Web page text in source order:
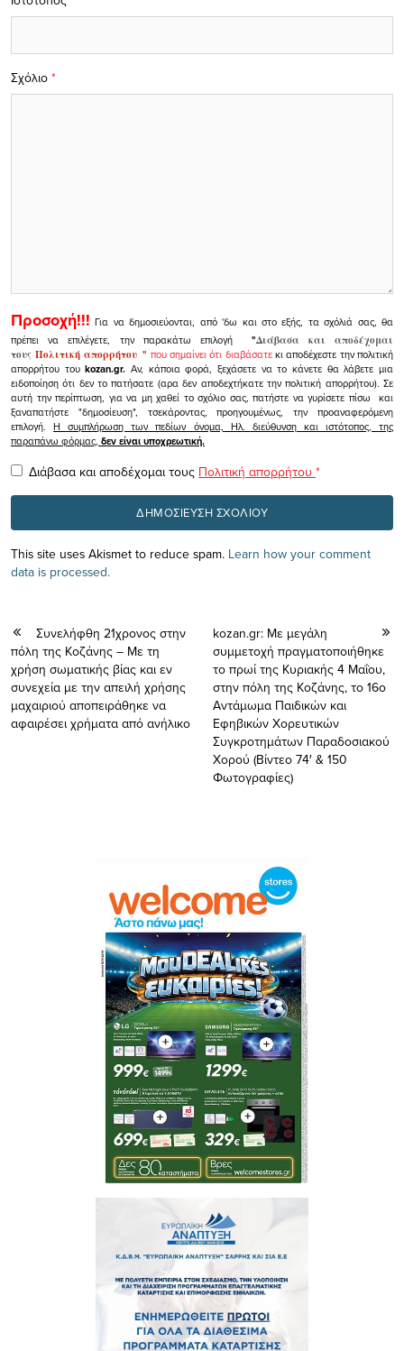
Σχόλιο *
Προσοχή!!! Για να δημοσιεύονται, από 'δω και στο εξής, τα σχόλιά σας, θα
πρέπει να επιλέγετε, την παρακάτω επιλογή
"Διάβασα και αποδέχομαι
τουςΠολιτική απορρήτου" που σημαίνει ότι διαβάσατεκι αποδέχεστε την πολιτική
απορρήτου τουkozan.gr. Αν, κάποια φορά, ξεχάσετε να το κάνετε θα λάβετε μια
ειδοποίηση ότι δεν το πατήσατε (αρα δεν αποδεχτήκατε την πολιτική απορρήτου). Σε
αυτή την περίπτωση, για να μη χαθεί το σχόλιο σας, πατήστε να γυρίσετε πίσω και
ξαναπατήστε "δημοσίευση", τσεκάροντας, προηγουμένως, την προαναφερόμενη
επιλογή.Η συμπλήρωση των πεδίων όνομα, Ηλ. διεύθυνση και ιστότοπος, της
παραπάνω φόρμας, δεν είναι υποχρεωτική.
Διάβασα και αποδέχομαι τους Πολιτική απορρήτου *
This site uses Akismet to reduce spam. Learn how your comment
data is processed.
Συνελήφθη 21χρονος στην
πόλη της Κοζάνης – Με τη
χρήση σωματικής βίας και εν
συνεχεία με την απειλή χρήσης
μαχαιριού αποπειράθηκε να
αφαιρέσει χρήματα από ανήλικο
kozan.gr: Με μεγάλη
συμμετοχή πραγματοποιήθηκε
το πρωί της Κυριακής 4 Μαΐου,
στην πόλη της Κοζάνης, το 16ο
Αντάμωμα Παιδικών και
Εφηβικών Χορευτικών
Συγκροτημάτων Παραδοσιακού
Χορού (Βίντεο 74′ & 150
Φωτογραφίες)